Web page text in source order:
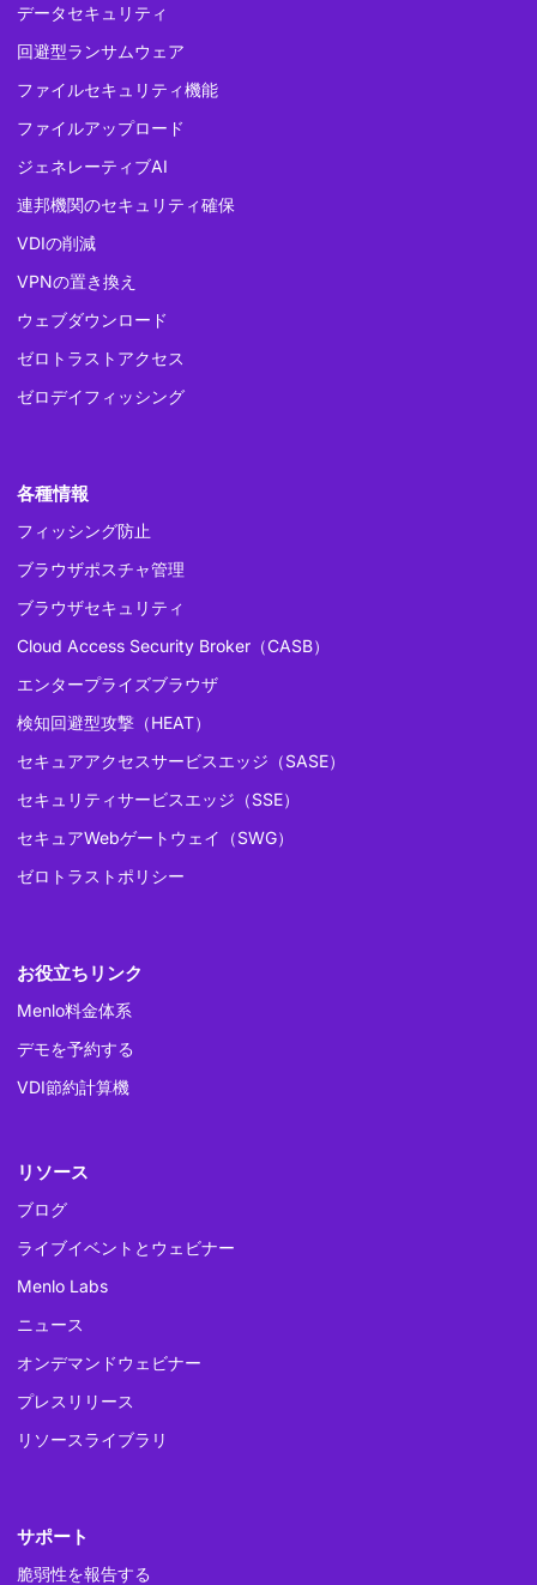
データセキュリティ
回避型ランサムウェア
ファイルセキュリティ機能
ファイルアップロード
ジェネレーティブAI
連邦機関のセキュリティ確保
VDIの削減
VPNの置き換え
ウェブダウンロード
ゼロトラストアクセス
ゼロデイフィッシング
各種情報
フィッシング防止
ブラウザポスチャ管理
ブラウザセキュリティ
Cloud Access Security Broker（CASB）
エンタープライズブラウザ
検知回避型攻撃（HEAT）
セキュアアクセスサービスエッジ（SASE）
セキュリティサービスエッジ（SSE）
セキュアWebゲートウェイ（SWG）
ゼロトラストポリシー
お役立ちリンク
Menlo料金体系
デモを予約する
VDI節約計算機
リソース
ブログ
ライブイベントとウェビナー
Menlo Labs
ニュース
オンデマンドウェビナー
プレスリリース
リソースライブラリ
サポート
脆弱性を報告する